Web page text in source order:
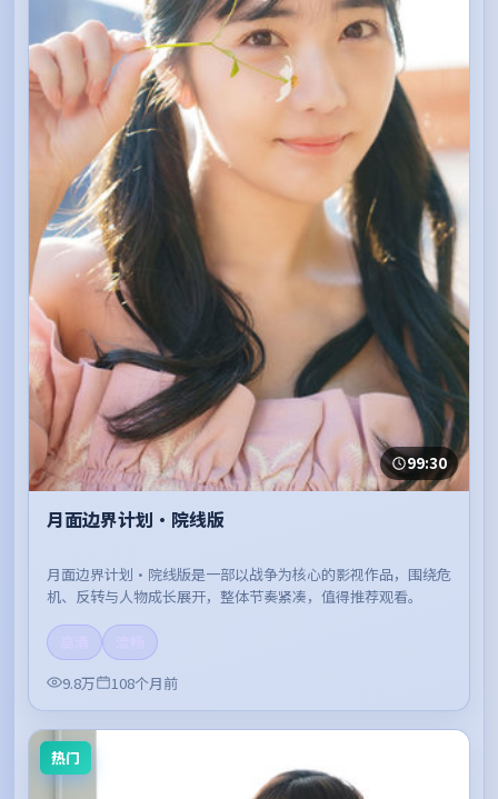
99:30
月面边界计划·院线版
月面边界计划·院线版是一部以战争为核心的影视作品，围绕危
机、反转与人物成长展开，整体节奏紧凑，值得推荐观看。
9.8万
108个月前
热门